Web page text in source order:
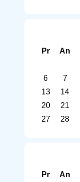
Pr
An
6
7
13
14
20
21
27
28
Pr
An